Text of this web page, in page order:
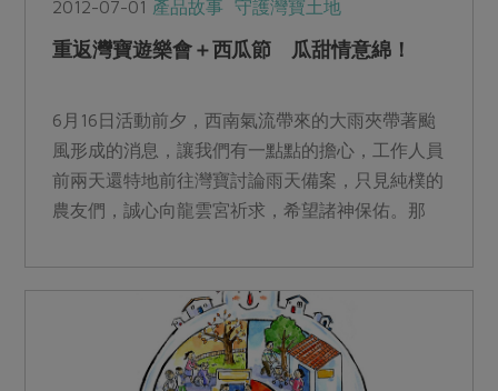
2012-07-01 產品故事 守護灣寶土地
重返灣寶遊樂會＋西瓜節 瓜甜情意綿！
6月16日活動前夕，西南氣流帶來的大雨夾帶著颱
風形成的消息，讓我們有一點點的擔心，工作人員
前兩天還特地前往灣寶討論雨天備案，只見純樸的
農友們，誠心向龍雲宮祈求，希望諸神保佑。那